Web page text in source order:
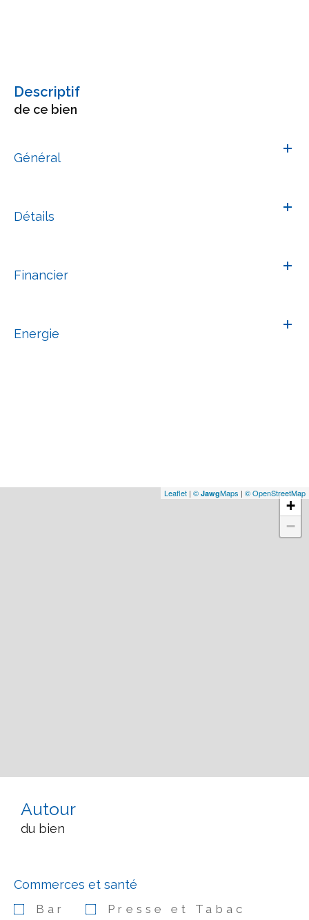
descriptif
de ce bien
Général
Détails
Financier
Energie
+
−
Leaflet | © JawgMaps | © OpenStreetMap
Autour
du bien
Commerces et santé
Bar Presse et Tabac